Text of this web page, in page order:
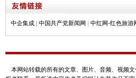
中企集成 | 中国共产党新闻网 | 中红网-红色旅游
本网站转载的所有的文章、图片、音频、视频